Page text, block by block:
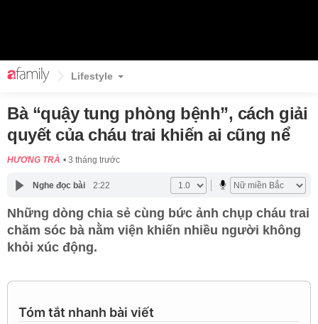
Lifestyle
Bà “quậy tung phòng bệnh”, cách giải
quyết của cháu trai khiến ai cũng nể
HƯƠNG TRÀ 3 tháng trước
Nghe đọc bài 2:22
Những dòng chia sẻ cùng bức ảnh chụp cháu trai
chăm sóc bà nằm viện khiến nhiều người không
khỏi xúc động.
Tóm tắt nhanh bài viết